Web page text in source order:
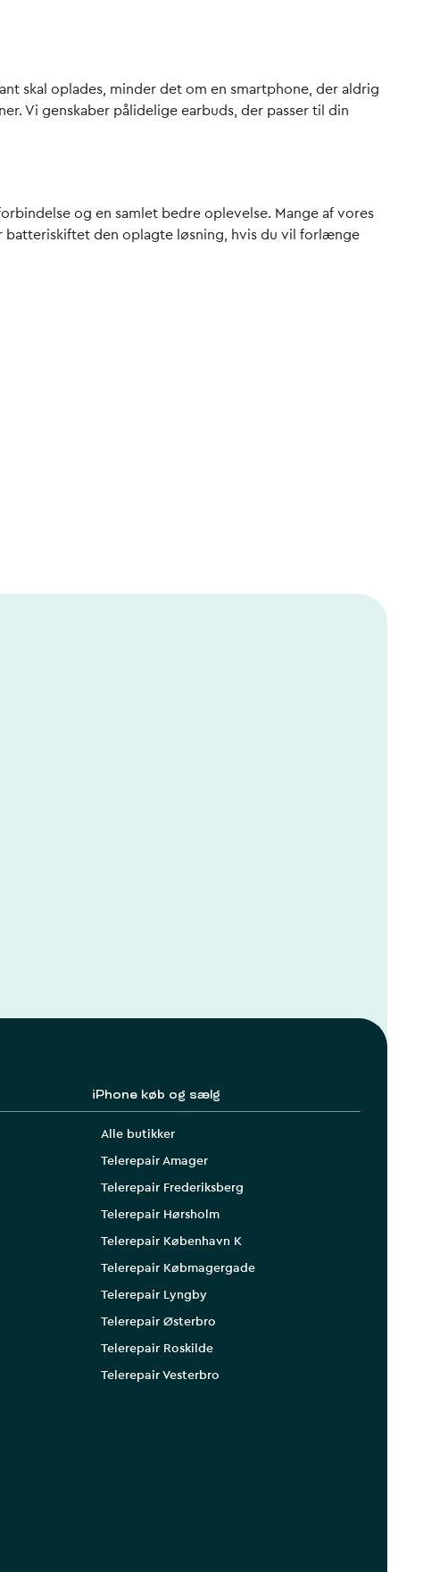
skal oplades, minder det om en smartphone, der aldrig
Vi genskaber pålidelige earbuds, der passer til din
og en samlet bedre oplevelse. Mange af vores
batteriskiftet den oplagte løsning, hvis du vil forlænge
iPhone køb og sælg
Alle butikker
Telerepair Amager
Telerepair Frederiksberg
Telerepair Hørsholm
Telerepair København K
Telerepair Købmagergade
Telerepair Lyngby
Telerepair Østerbro
Telerepair Roskilde
Telerepair Vesterbro